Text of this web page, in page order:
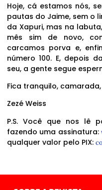
Hoje, cá estamos nós,
pautas do Jaime, sem o
da Xapuri, mas na
mês sim de novo,
carcamos porva e,
número 100. E, depois
seu, a gente segue
Fica tranquilo,
Zezé Weiss
P.S. Você que nos lê
fazendo uma assinatura:
qualquer valor pelo PIX: